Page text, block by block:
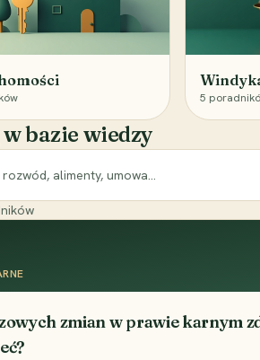
5
bazie wiedzy
zmian w prawie karnym